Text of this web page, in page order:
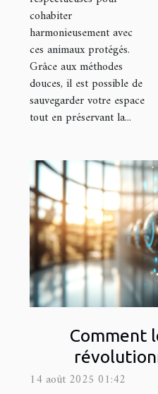
cohabiter
harmonieusement avec
ces animaux protégés.
Grâce aux méthodes
douces, il est possible de
sauvegarder votre espace
tout en préservant la...
Comment
14 août 2025 01:42